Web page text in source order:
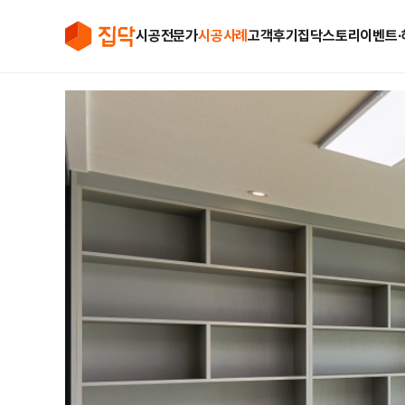
시공전문가시공사례고객후기집닥스토리 이벤트